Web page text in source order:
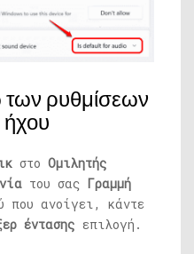
ρυθμίσεων
ήχου
στο Ομιλητής
του σας Γραμμή
που ανοίγει, κάντε
έντασης επιλογή.